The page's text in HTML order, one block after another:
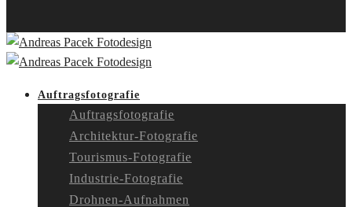
Auftragsfotografie
Auftragsfotografie
Architektur-Fotografie
Tourismus-Fotografie
Industrie-Fotografie
Drohnen-Aufnahmen